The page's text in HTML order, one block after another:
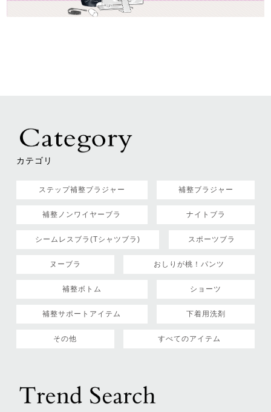
カテゴリ
ステップ補整ブラジャー 補整ブラジャー
補整ノンワイヤーブラ ナイトブラ
シームレスブラ(Tシャツブラ) スポーツブラ
ヌーブラ おしりが桃！パンツ
補整ボトム ショーツ
補整サポートアイテム 下着用洗剤
その他 すべてのアイテム